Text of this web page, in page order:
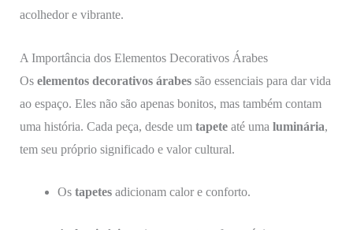
acolhedor e vibrante.
A Importância dos Elementos Decorativos Árabes
Os elementos decorativos árabessão essenciais para dar vida
ao espaço. Eles não são apenas bonitos, mas também contam
uma história. Cada peça, desde um tapeteaté uma luminária,
tem seu próprio significado e valor cultural.
Os tapetesadicionam calor e conforto.